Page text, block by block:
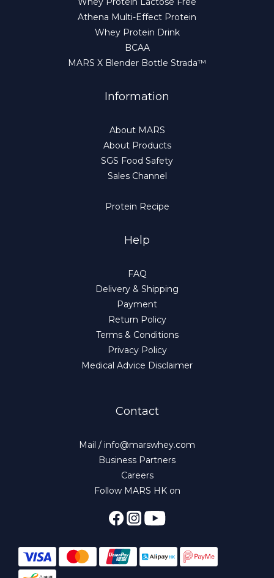
Athena Multi-Effect Protein
Whey Protein Drink
BCAA
MARS X Blender Bottle Strada™
Information
About MARS
About Products
SGS Food Safety
Sales Channel
Protein Recipe
Help
FAQ
Delivery & Shipping
Payment
Return Policy
Terms & Conditions
Privacy Policy
Medical Advice Disclaimer
Contact
Mail / info@marswhey.com
Business Partners
Careers
Follow MARS HK on